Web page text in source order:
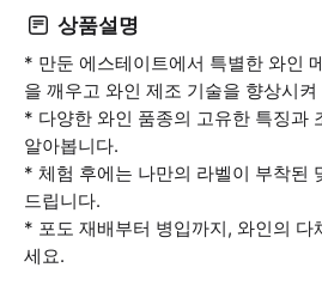
상품설명
* 만둔 에스테이트에서 특별한 와인
을 깨우고 와인 제조 기술을 향상시켜
* 다양한 와인 품종의 고유한 특징과
알아봅니다.
* 체험 후에는 나만의 라벨이 부착된
드립니다.
* 포도 재배부터 병입까지, 와인의 다
세요.